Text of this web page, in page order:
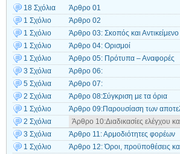
18 Σχόλια
Άρθρο 01
1 Σχόλιο
Άρθρο 02
1 Σχόλιο
Άρθρο 03: Σκοπός και Αντικείμενο
1 Σχόλιο
Άρθρο 04: Ορισμοί
1 Σχόλιο
Άρθρο 05: Πρότυπα – Αναφορές
3 Σχόλια
Άρθρο 06:
5 Σχόλια
Άρθρο 07:
2 Σχόλια
Άρθρο 08:Σύγκριση με τα όρια
1 Σχόλιο
Άρθρο 09:Παρουσίαση των
2 Σχόλια
Άρθρο 10:Διαδικασίες ελέγχου
3 Σχόλια
Άρθρο 11: Αρμοδιότητες φορέων
1 Σχόλιο
Άρθρο 12: Όροι, προϋποθέσεις